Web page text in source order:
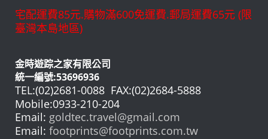
宅配運費85元.購物滿600免運費.郵局運費65元 (限
臺灣本島地區)
金時遊踪之家有限公司
統一編號:53696936
TEL:(02)2681-0088 FAX:(02)2684-5888
Mobile:0933-210-204
Email: goldtec.travel@gmail.com
Email: footprints@footprints.com.tw